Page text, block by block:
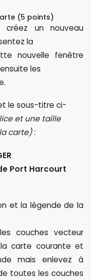
(5 points)
créez un nouveau
la
nouvelle fenêtre
les
le sous-titre ci-
et une taille
carte):
Port Harcourt
et la légende de la
couches vecteur
carte courante et
mais enlevez à
toutes les couches